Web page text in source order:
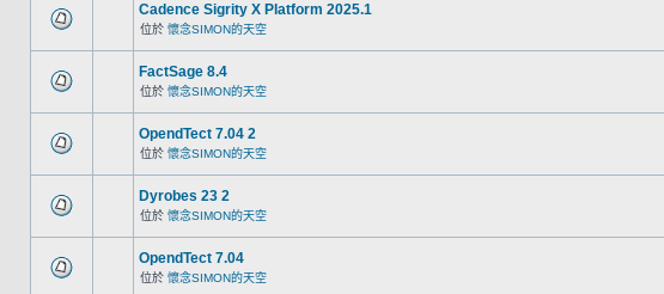
Cadence Sigrity X Platform 2025.1
位於 懷念SIMON的天空
FactSage 8.4
位於 懷念SIMON的天空
OpendTect 7.04 2
位於 懷念SIMON的天空
Dyrobes 23 2
位於 懷念SIMON的天空
OpendTect 7.04
位於 懷念SIMON的天空